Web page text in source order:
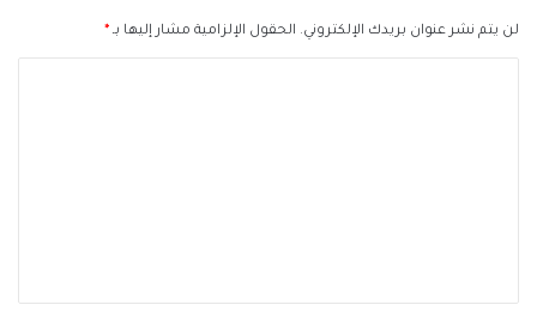
لن يتم نشر عنوان بريدك الإلكتروني. الحقول الإلزامية مشار إليها بـ *